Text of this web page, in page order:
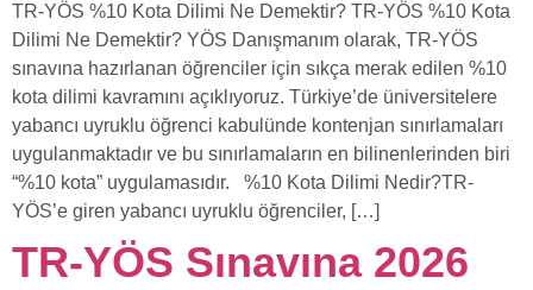
TR-YÖS %10 Kota Dilimi Ne Demektir? TR-YÖS %10 Kota
Dilimi Ne Demektir? YÖS Danışmanım olarak, TR-YÖS
sınavına hazırlanan öğrenciler için sıkça merak edilen %10
kota dilimi kavramını açıklıyoruz. Türkiye’de üniversitelere
yabancı uyruklu öğrenci kabulünde kontenjan sınırlamaları
uygulanmaktadır ve bu sınırlamaların en bilinenlerinden biri
“%10 kota” uygulamasıdır. %10 Kota Dilimi Nedir?TR-
YÖS’e giren yabancı uyruklu öğrenciler, […]
TR-YÖS Sınavına 2026